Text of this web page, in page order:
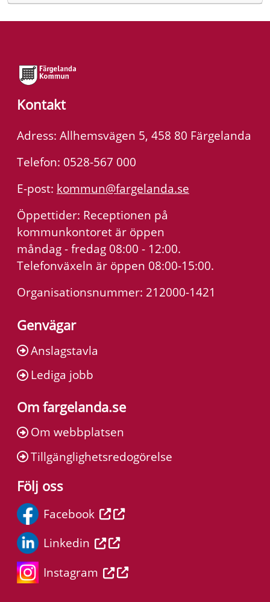
Kontakt
Adress: Allhemsvägen 5, 458 80 Färgelanda
Telefon: 0528-567 000
E-post: kommun@fargelanda.se
Öppettider: Receptionen på
kommunkontoret är öppen
måndag - fredag 08:00 - 12:00.
Telefonväxeln är öppen 08:00-15:00.
Organisationsnummer: 212000-1421
Genvägar
Anslagstavla
Lediga jobb
Om fargelanda.se
Om webbplatsen
Tillgänglighetsredogörelse
Följ oss
Facebook
Linkedin
Instagram